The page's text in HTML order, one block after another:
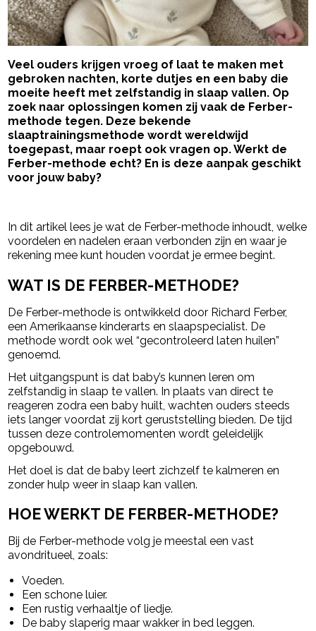
Veel ouders krijgen vroeg of laat te maken met
gebroken nachten, korte dutjes en een baby die
moeite heeft met zelfstandig in slaap vallen. Op
zoek naar oplossingen komen zij vaak de Ferber-
methode tegen. Deze bekende
slaaptrainingsmethode wordt wereldwijd
toegepast, maar roept ook vragen op. Werkt de
Ferber-methode echt? En is deze aanpak geschikt
voor jouw baby?
In dit artikel lees je wat de Ferber-methode inhoudt, welke
voordelen en nadelen eraan verbonden zijn en waar je
rekening mee kunt houden voordat je ermee begint.
WAT IS DE FERBER-METHODE?
De Ferber-methode is ontwikkeld door Richard Ferber,
een Amerikaanse kinderarts en slaapspecialist. De
methode wordt ook wel “gecontroleerd laten huilen”
genoemd.
Het uitgangspunt is dat baby’s kunnen leren om
zelfstandig in slaap te vallen. In plaats van direct te
reageren zodra een baby huilt, wachten ouders steeds
iets langer voordat zij kort geruststelling bieden. De tijd
tussen deze controlemomenten wordt geleidelijk
opgebouwd.
Het doel is dat de baby leert zichzelf te kalmeren en
zonder hulp weer in slaap kan vallen.
HOE WERKT DE FERBER-METHODE?
Bij de Ferber-methode volg je meestal een vast
avondritueel, zoals:
Voeden.
Een schone luier.
Een rustig verhaaltje of liedje.
De baby slaperig maar wakker in bed leggen.